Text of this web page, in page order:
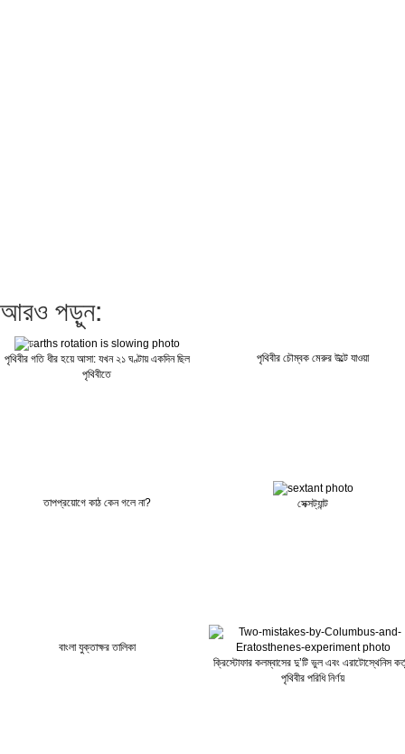
আরও পড়ুন:
পৃথিবীর গতি ধীর হয়ে আসা: যখন ২১ ঘণ্টায় একদিন ছিল
পৃথিবীতে
পৃথিবীর চৌম্বক মেরুর উল্টে যাওয়া
তাপপ্রয়োগে কাঠ কেন গলে না? সেক্সট্যান্ট
বাংলা যুক্তাক্ষর তালিকা
ক্রিস্টোফার কলম্বাসের দু’টি ভুল এবং এরাটোস্থেনিস
পৃথিবীর পরিধি নির্ণয়